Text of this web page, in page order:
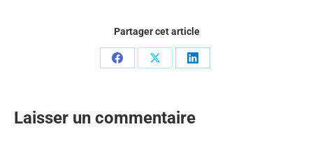
Partager cet article
PartagerPartagerPartager
Laisser un commentaire